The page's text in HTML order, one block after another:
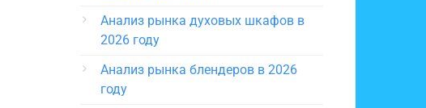
Анализ рынка духовых шкафов в
2026 году
Анализ рынка блендеров в 2026
году